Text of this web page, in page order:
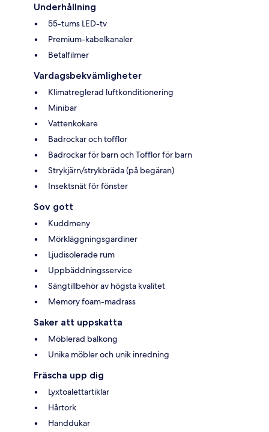
Underhållning
55-tums LED-tv
Premium-kabelkanaler
Betalfilmer
Vardagsbekvämligheter
Klimatreglerad luftkonditionering
Minibar
Vattenkokare
Badrockar och tofflor
Badrockar för barn och Tofflor för barn
Strykjärn/strykbräda (på begäran)
Insektsnät för fönster
Sov gott
Kuddmeny
Mörkläggningsgardiner
Ljudisolerade rum
Uppbäddningsservice
Sängtillbehör av högsta kvalitet
Memory foam-madrass
Saker att uppskatta
Möblerad balkong
Unika möbler och unik inredning
Fräscha upp dig
Lyxtoalettartiklar
Hårtork
Handdukar